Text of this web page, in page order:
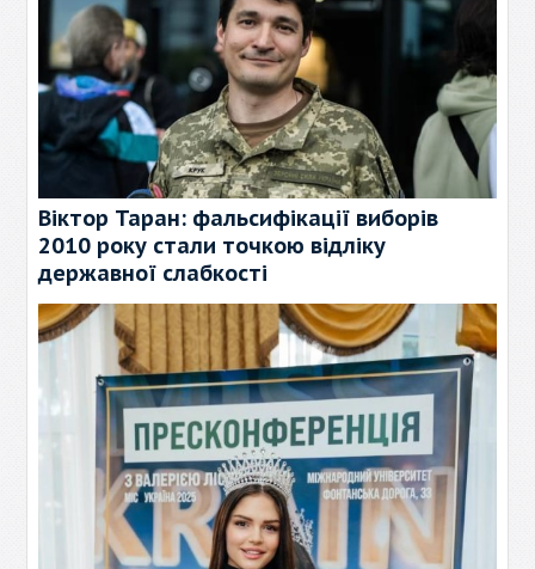
Віктор Таран: фальсифікації виборів
2010 року стали точкою відліку
державної слабкості